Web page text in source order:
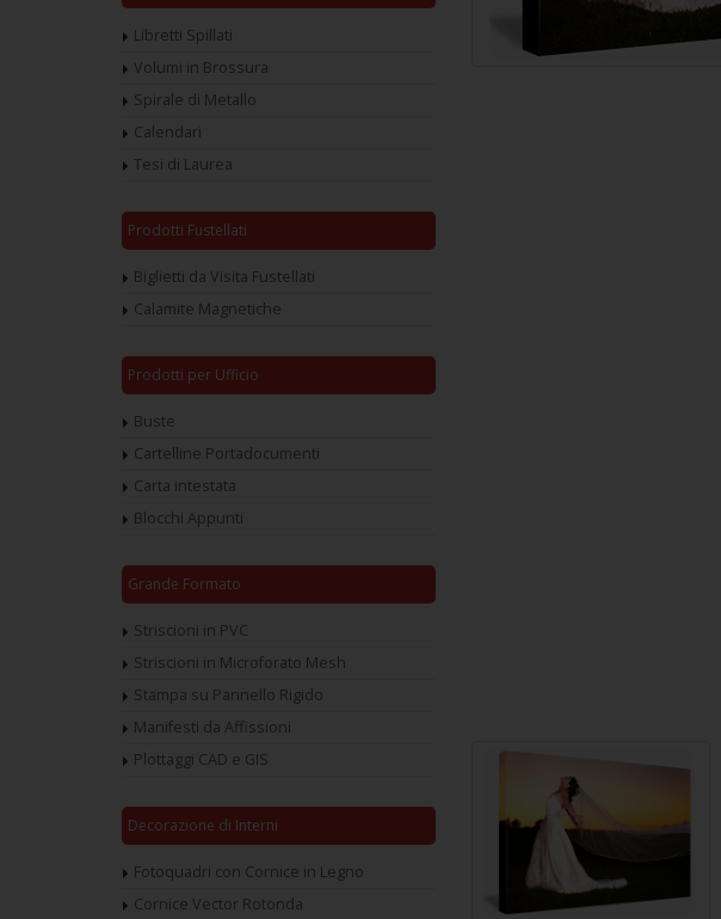
Libretti Spillati
Volumi in Brossura
Spirale di Metallo
Calendari
Tesi di Laurea
Prodotti Fustellati
Biglietti da Visita Fustellati
Calamite Magnetiche
Prodotti per Ufficio
Buste
Cartelline Portadocumenti
Carta intestata
Blocchi Appunti
Grande Formato
Striscioni in PVC
Striscioni in Microforato Mesh
Stampa su Pannello Rigido
Manifesti da Affissioni
Plottaggi CAD e GIS
Decorazione di Interni
Fotoquadri con Cornice in Legno
Cornice Vector Rotonda